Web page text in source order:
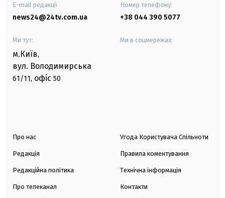
E-mail редакції
news24@24tv.com.ua
Номер телефону:
+38 044 390 5077
Ми тут:
м.Київ,
вул. Володимирська
61/11, офіс 50
Ми в соцмережах:
Про нас
Редакція
Редакційна політика
Про телеканал
Угода Користувача Спільноти
Правила коментування
Технічна інформація
Контакти